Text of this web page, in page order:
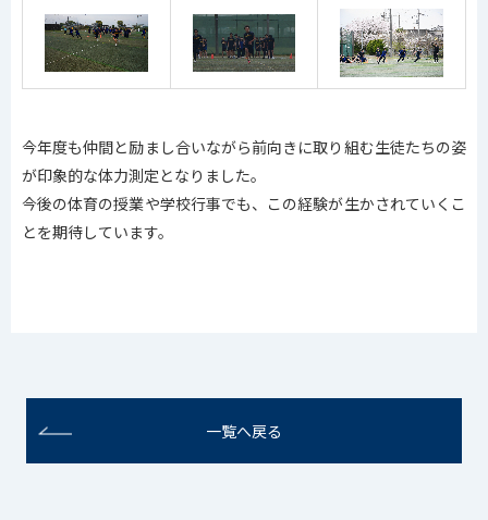
今年度も仲間と励まし合いながら前向きに取り組む生徒たちの姿
が印象的な体力測定となりました。
今後の体育の授業や学校行事でも、この経験が生かされていくこ
とを期待しています。
一覧へ戻る